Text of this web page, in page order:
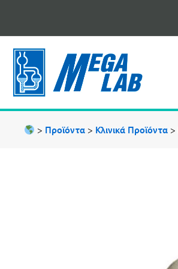
> Προϊόντα > Κλινικά Προϊόντα >